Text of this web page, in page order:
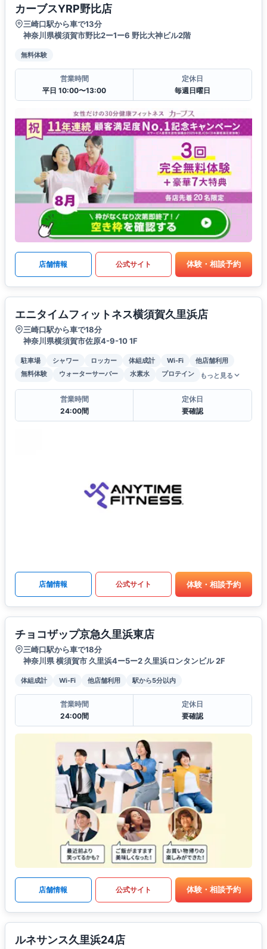
カーブスYRP野比店
三崎口駅から車で13分
神奈川県横須賀市野比2ー1ー6 野比大神ビル2階
無料体験
営業時間
平日 10:00〜13:00
定休日
毎週日曜日
店舗情報 公式サイト 体験・相談予約
エニタイムフィットネス横須賀久里浜店
三崎口駅から車で18分
神奈川県横須賀市佐原4-9-10 1F
駐車場 シャワー ロッカー 体組成計 Wi-Fi
他店舗利用
無料体験
ウォーターサーバー 水素水 プロテイン もっと見る
営業時間
24:00間
定休日
要確認
店舗情報 公式サイト 体験・相談予約
チョコザップ京急久里浜東店
三崎口駅から車で18分
神奈川県 横須賀市 久里浜4ー5ー2 久里浜ロンタンビル 2F
体組成計 Wi-Fi 他店舗利用 駅から5分以内
営業時間
24:00間
定休日
要確認
店舗情報 公式サイト 体験・相談予約
ルネサンス久里浜24店